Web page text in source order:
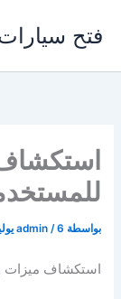
المحتوى
فتح سيارات
بواسطة admin /6 يوليو، 2026
استكشاف ميزات